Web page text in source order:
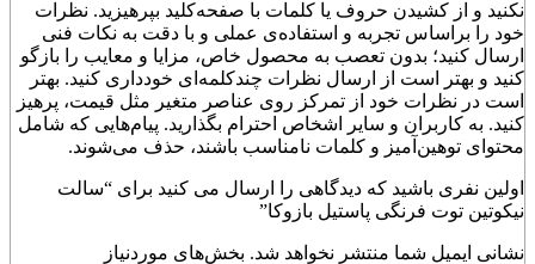
نکنید و از کشیدن حروف یا کلمات با صفحه‌کلید بپرهیزید. نظرات
خود را براساس تجربه و استفاده‌ی عملی و با دقت به نکات فنی
ارسال کنید؛ بدون تعصب به محصول خاص، مزایا و معایب را بازگو
کنید و بهتر است از ارسال نظرات چندکلمه‌‌ای خودداری کنید. بهتر
است در نظرات خود از تمرکز روی عناصر متغیر مثل قیمت، پرهیز
کنید. به کاربران و سایر اشخاص احترام بگذارید. پیام‌هایی که شامل
محتوای توهین‌آمیز و کلمات نامناسب باشند، حذف می‌شوند.
اولین نفری باشید که دیدگاهی را ارسال می کنید برای “سالت
نیکوتین توت فرنگی پاستیل بازوکا”
نشانی ایمیل شما منتشر نخواهد شد. بخش‌های موردنیاز